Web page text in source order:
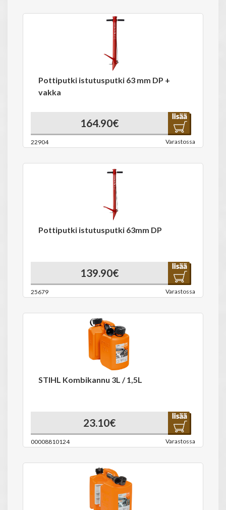
Pottiputki istutusputki 63 mm DP +
vakka
164.90€
22904 Varastossa
Pottiputki istutusputki 63mm DP
139.90€
25679 Varastossa
STIHL Kombikannu 3L / 1,5L
23.10€
00008810124 Varastossa